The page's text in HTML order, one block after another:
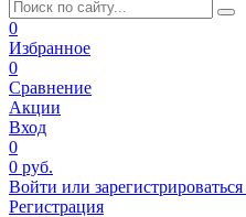
0
Избранное
0
Сравнение
Акции
Вход
0
0 руб.
Войти или зарегистрироваться
Регистрация